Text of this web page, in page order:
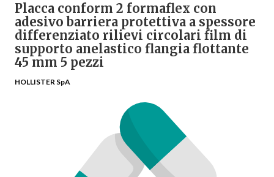
Placca conform 2 formaflex con
adesivo barriera protettiva a spessore
differenziato rilievi circolari film di
supporto anelastico flangia flottante
45 mm 5 pezzi
HOLLISTER SpA